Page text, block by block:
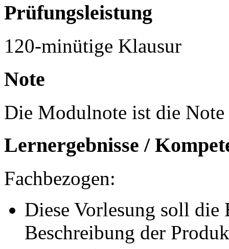
Prüfungsleistung
120-minütige Klausur
Note
Die Modulnote ist die Note
Lernergebnisse /
Fachbezogen:
Diese Vorlesung soll die
Beschreibung der